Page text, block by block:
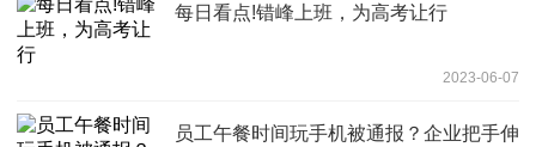
每日看点!错峰上班，为高考让行
2023-06-07
员工午餐时间玩手机被通报？企业把手伸